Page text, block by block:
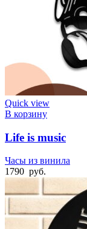
Quick view
В корзину
Life is music
Часы из винила
1790 руб.